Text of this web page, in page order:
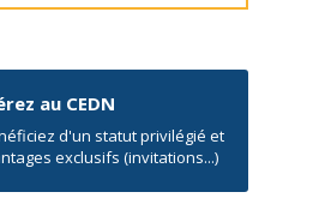
au CEDN
d'un statut privilégié et
exclusifs (invitations...)